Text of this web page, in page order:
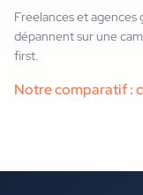
Freelances et agences
dépannent sur une
first.
Notre comparatif :